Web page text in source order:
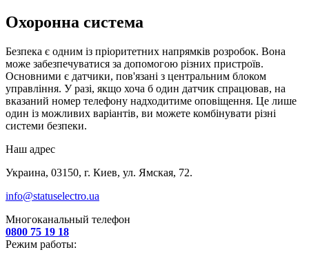
Охоронна система
Безпека є одним із пріоритетних напрямків розробок. Вона
може забезпечуватися за допомогою різних пристроїв.
Основними є датчики, пов'язані з центральним блоком
управління. У разі, якщо хоча б один датчик спрацював, на
вказаний номер телефону надходитиме оповіщення. Це лише
один із можливих варіантів, ви можете комбінувати різні
системи безпеки.
Наш адрес
Украина, 03150, г. Киев, ул. Ямская, 72.
info@statuselectro.ua
Многоканальный телефон
0800 75 19 18
Режим работы: